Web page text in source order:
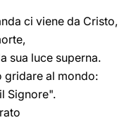
ci viene da Cristo,
sua luce superna.
gridare al mondo:
Signore".